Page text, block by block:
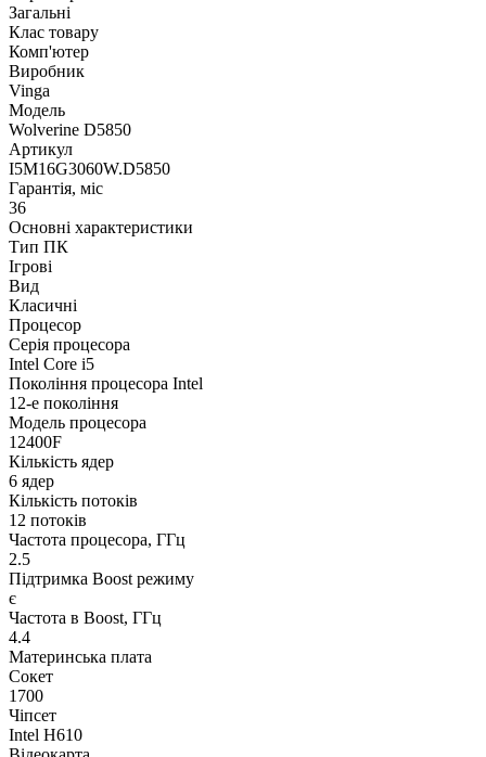
Загальні
Клас товару
Комп'ютер
Виробник
Vinga
Модель
Wolverine D5850
Артикул
I5M16G3060W.D5850
Гарантія, міс
36
Основні характеристики
Тип ПК
Ігрові
Вид
Класичні
Процесор
Серія процесора
Intel Core i5
Покоління процесора Intel
12-е покоління
Модель процесора
12400F
Кількість ядер
6 ядер
Кількість потоків
12 потоків
Частота процесора, ГГц
2.5
Підтримка Boost режиму
є
Частота в Boost, ГГц
4.4
Материнська плата
Сокет
1700
Чіпсет
Intel H610